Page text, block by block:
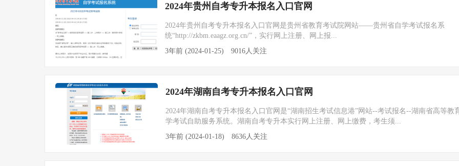
2024年贵州自考专升本报名入口官网
2024年贵州自考专升本报名入口官网是贵州省教育考试院网站——贵州省自学考试报名系
统“http://zkbm.eaagz.org.cn/”，实行网上注册、网上报...
3年前 (2024-01-25)
9016人关注
2024年湖南自考专升本报名入口官网
2024年湖南自考专升本报名入口官网是“湖南招生考试信息港”网站--考试报名--湖南省高等教
学考试自助服务系统。湖南自考专升本实行网上注册、网上缴费，考生须...
3年前 (2024-01-18)
8636人关注